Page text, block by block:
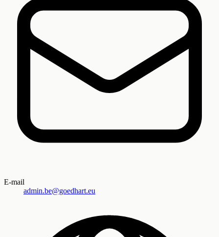
E-mail
admin.be@goedhart.eu